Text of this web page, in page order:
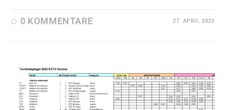
0 KOMMENTARE 27. APRIL 2023